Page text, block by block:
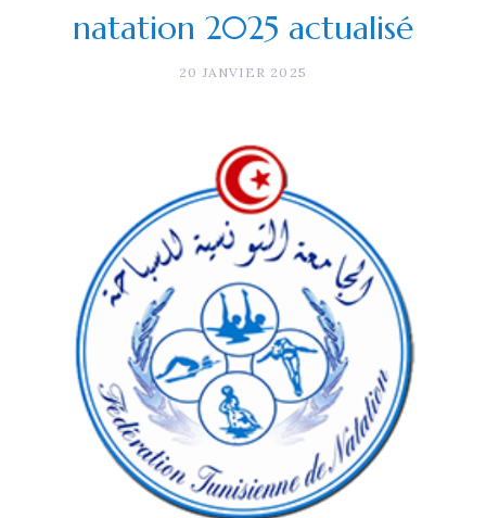
natation 2025 actualisé
20 JANVIER 2025